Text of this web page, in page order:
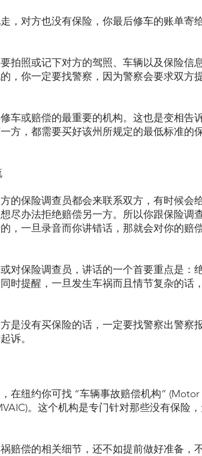
，对方也没有保险，你最后修车的账单寄
拍照或记下对方的驾照、车辆以及保险信
，你一定要找警察，因为警察会要求双方
车或赔偿的最重要的机构。这也是变相告
方，都需要买好该州所规定的最低标准的
的保险调查员都会来联系双方，有时候会
尽办法拒绝赔偿另一方。所以你跟保险调
，一旦录音而你讲错话，那就会对你的赔
对保险调查员，讲话的一个首要重点是：
时提醒，一旦发生车祸而且情节复杂的话
是没有买保险的话，一定要找警察出警察
诉。
在纽约你可找 “车辆事故赔偿机构” (Motor
。这个机构是专门针对那些没有保险
赔偿的相关细节，还不如提前做好准备，